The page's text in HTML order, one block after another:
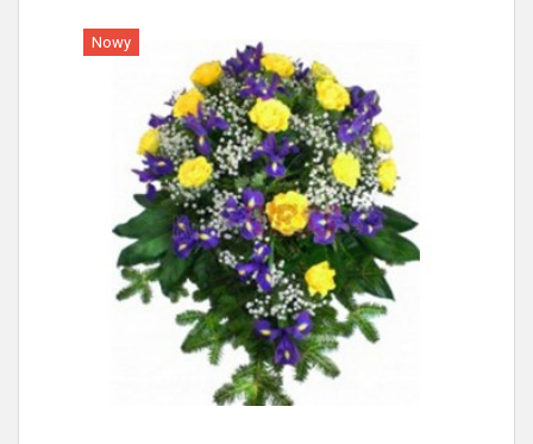
Więcej
Nowy